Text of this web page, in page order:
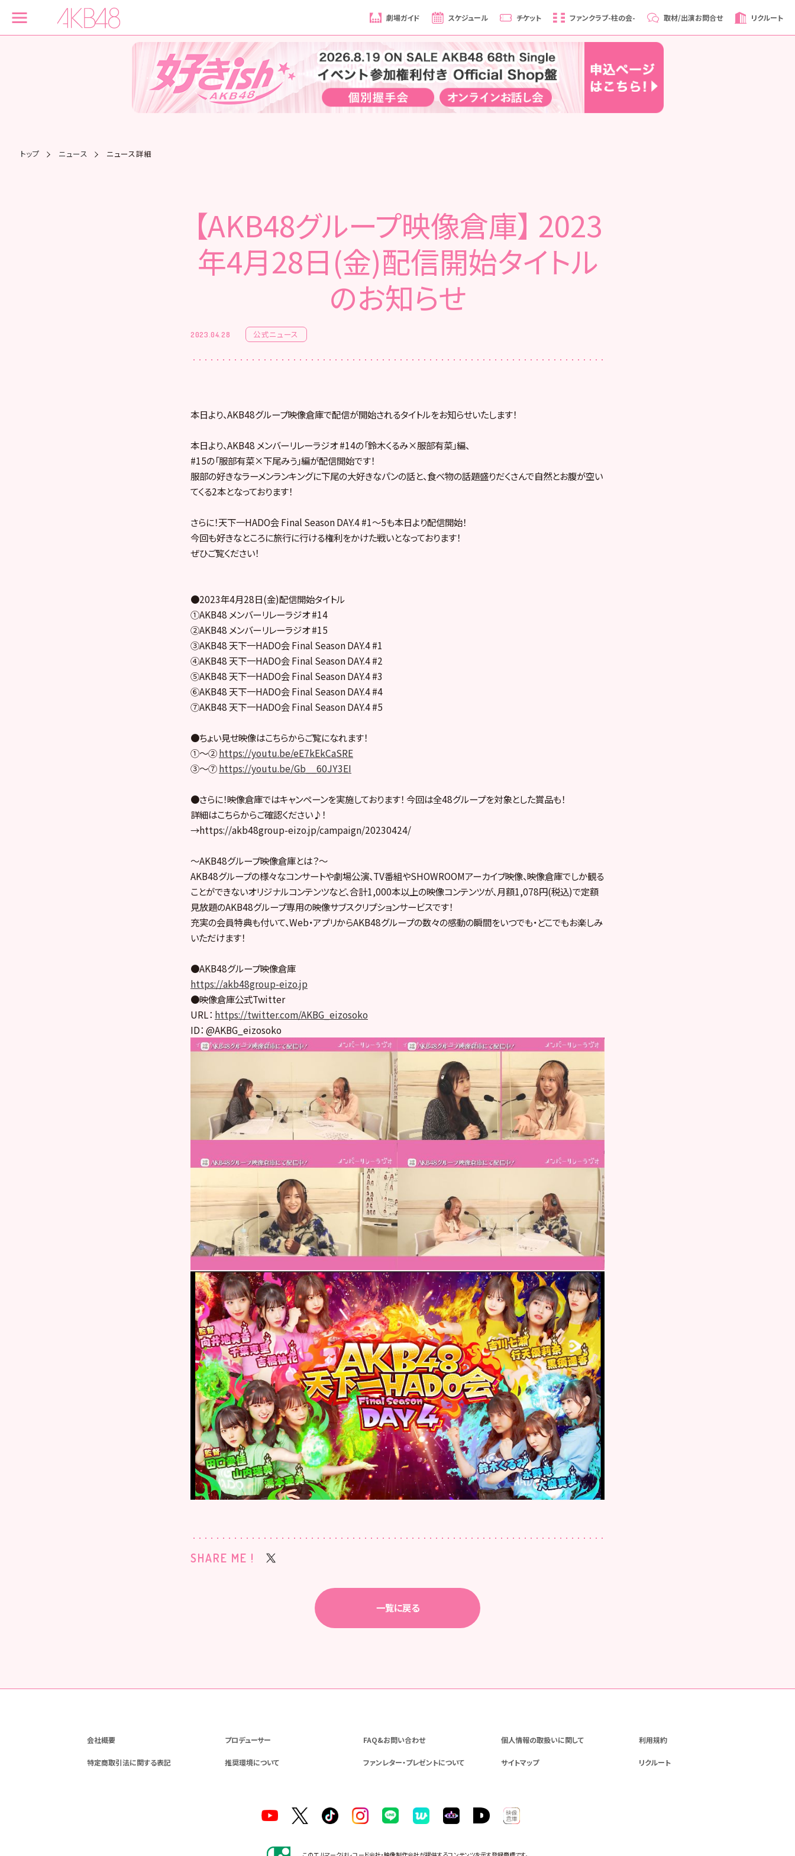
劇場ガイド スケジュール チケット ファンクラブ-柱の会- 取材/出演お問合せ リクルート
トップ ニュース ニュース詳細
【AKB48グループ映像倉庫】 2023
年4月28日(金)配信開始タイトル
のお知らせ
2023.04.28 公式ニュース
本日より、AKB48グループ映像倉庫で配信が開始されるタイトルをお知らせいたします！
本日より、AKB48 メンバーリレーラジオ #14の「鈴木くるみ×服部有菜」編、
#15の「服部有菜×下尾みう」編が配信開始です！
服部の好きなラーメンランキングに下尾の大好きなパンの話と、食べ物の話題盛りだくさんで自然とお腹が空い
てくる2本となっております！
さらに！天下一HADO会 Final Season DAY.4 #1〜5も本日より配信開始！
今回も好きなところに旅行に行ける権利をかけた戦いとなっております！
ぜひご覧ください！
●2023年4月28日(金)配信開始タイトル
①AKB48 メンバーリレーラジオ #14
②AKB48 メンバーリレーラジオ #15
③AKB48 天下一HADO会 Final Season DAY.4 #1
④AKB48 天下一HADO会 Final Season DAY.4 #2
⑤AKB48 天下一HADO会 Final Season DAY.4 #3
⑥AKB48 天下一HADO会 Final Season DAY.4 #4
⑦AKB48 天下一HADO会 Final Season DAY.4 #5
●ちょい見せ映像はこちらからご覧になれます！
①〜②https://youtu.be/eE7kEkCaSRE
③〜⑦https://youtu.be/Gb__60JY3EI
●さらに！映像倉庫ではキャンペーンを実施しております！ 今回は全48グループを対象とした賞品も！
詳細はこちらからご確認ください♪！
→https://akb48group-eizo.jp/campaign/20230424/
～AKB48グループ映像倉庫とは？～
AKB48グループの様々なコンサートや劇場公演、TV番組やSHOWROOMアーカイブ映像、映像倉庫でしか観る
ことができないオリジナルコンテンツなど、合計1,000本以上の映像コンテンツが、月額1,078円(税込)で定額
見放題のAKB48グループ専用の映像サブスクリプションサービスです！
充実の会員特典も付いて、Web・アプリからAKB48グループの数々の感動の瞬間をいつでも・どこでもお楽しみ
いただけます！
●AKB48グループ映像倉庫
https://akb48group-eizo.jp
●映像倉庫公式Twitter
URL： https://twitter.com/AKBG_eizosoko
ID： @AKBG_eizosoko
SHARE ME !
一覧に戻る
会社概要 プロデューサー FAQ&お問い合わせ 個人情報の取扱いに関して 利用規約
特定商取引法に関する表記 推奨環境について ファンレター・プレゼントについて サイトマップ リクルート